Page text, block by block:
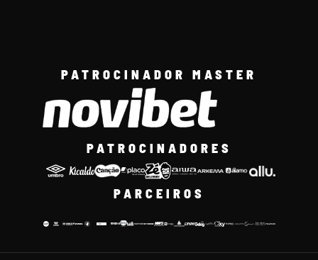
PATROCINADOR MASTER
PATROCINADORES
PARCEIROS